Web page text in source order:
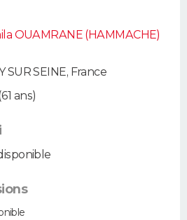
OUAMRANE (HAMMACHE)
SUR SEINE, France
ans)